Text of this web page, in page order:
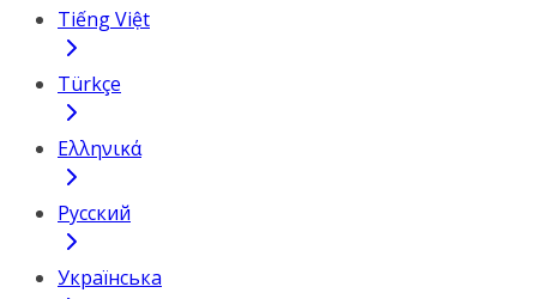
Tiếng Việt
Türkçe
Ελληνικά
Русский
Українська